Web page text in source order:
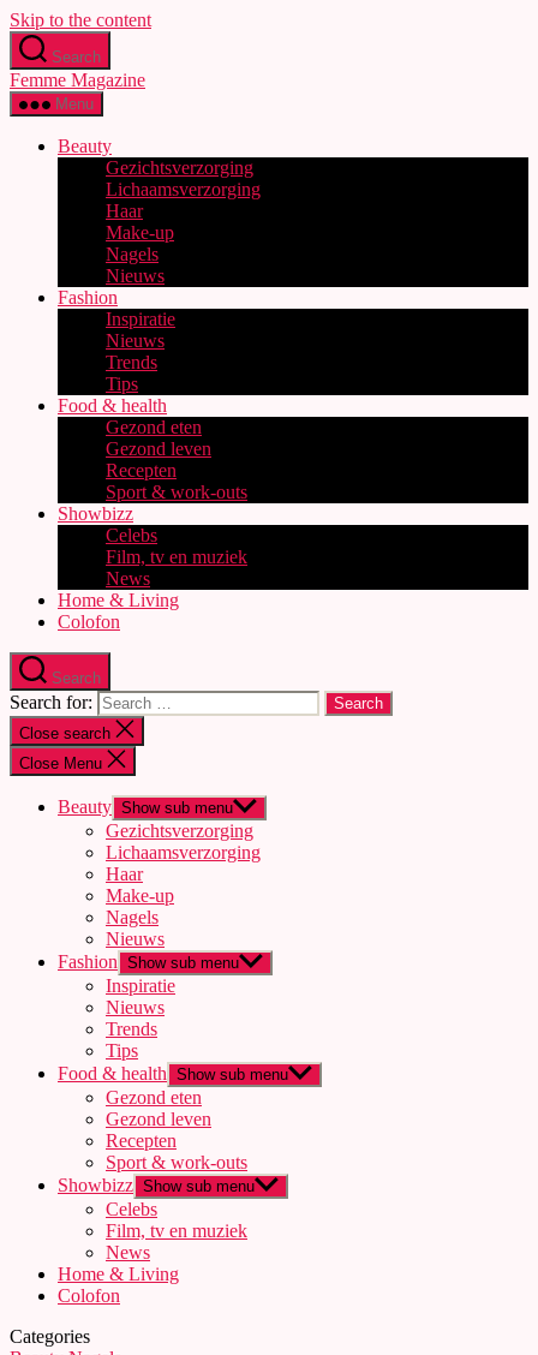
Skip to the content
Search
Femme Magazine
Menu
Beauty
Gezichtsverzorging
Lichaamsverzorging
Haar
Make-up
Nagels
Nieuws
Fashion
Inspiratie
Nieuws
Trends
Tips
Food & health
Gezond eten
Gezond leven
Recepten
Sport & work-outs
Showbizz
Celebs
Film, tv en muziek
News
Home & Living
Colofon
Search
Search for:
Close search
Close Menu
Beauty Show sub menu
Gezichtsverzorging
Lichaamsverzorging
Haar
Make-up
Nagels
Nieuws
Fashion Show sub menu
Inspiratie
Nieuws
Trends
Tips
Food & health Show sub menu
Gezond eten
Gezond leven
Recepten
Sport & work-outs
Showbizz Show sub menu
Celebs
Film, tv en muziek
News
Home & Living
Colofon
Categories